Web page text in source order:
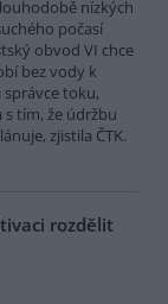
nízkých
počasí
obvod VI chce
bez vody k
toku,
s tím, že údržbu
zjistila ČTK.
rozdělit